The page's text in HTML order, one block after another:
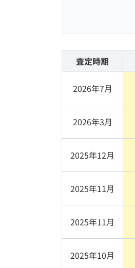
査定時期
2026年7月
2026年3月
2025年12月
2025年11月
2025年11月
2025年10月